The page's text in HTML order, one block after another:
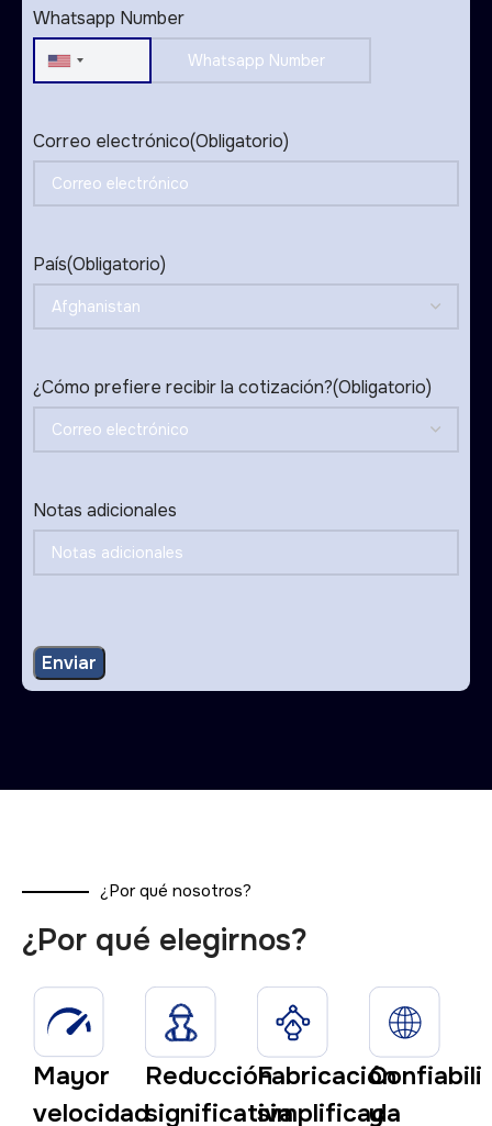
Whatsapp Number
United
Correo electrónico(Obligatorio)
País(Obligatorio)
¿Cómo prefiere recibir la cotización?(Obligatorio)
Notas adicionales
¿Por qué nosotros?
¿Por qué elegirnos?
Mayor
velocidad
Reducción
significativa
Fabricación
simplificada
y